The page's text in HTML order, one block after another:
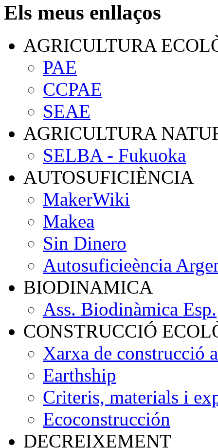
Els meus enllaços
AGRICULTURA
PAE
CCPAE
SEAE
AGRICULTURA
SELBA - Fukuoka
AUTOSUFICIÈNCIA
MakerWiki
Makea
Sin Dinero
Autosuficieència
BIODINAMICA
Ass. Biodinàmica Esp.
CONSTRUCCIÓ
Xarxa de construcció
Earthship
Criteris, materials i
Ecoconstrucción
DECREIXEMENT